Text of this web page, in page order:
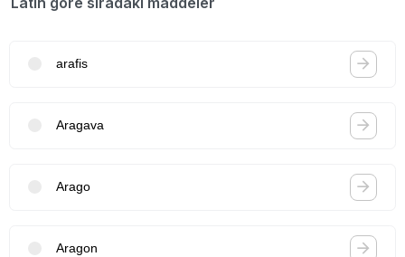
arafis
Aragava
Arago
Aragon